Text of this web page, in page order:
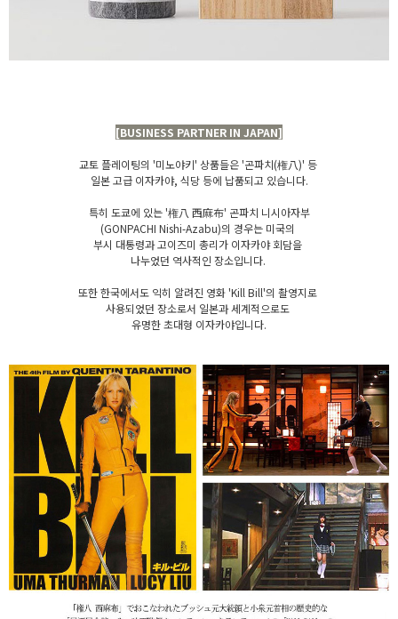
[BUSINESS PARTNER IN JAPAN]
교토 플레이팅의 '미노야키' 상품들은 '곤파치(権八)' 등
일본 고급 이자카야, 식당 등에 납품되고 있습니다.
특히 도쿄에 있는 '権八 西麻布' 곤파치 니시아자부
(GONPACHI Nishi-Azabu)의 경우는 미국의
부시 대통령과 고이즈미 총리가 이자카야 회담을
나누었던 역사적인 장소입니다.
또한 한국에서도 익히 알려진 영화 'Kill Bill'의 촬영지로
사용되었던 장소로서 일본과 세계적으로도
유명한 초대형 이자카야입니다.